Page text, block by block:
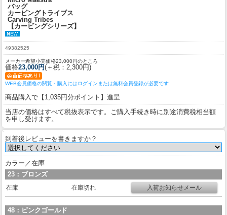
バッグ
カービングトライブス
Carving Tribes
【カービングシリーズ】
49382525
メーカー希望小売価格23,000円のところ
価格23,000円(＋税：2,300円)
WEB会員価格の閲覧・購入にはログインまたは無料会員登録が必要です
商品購入で【1,035円分ポイント】進呈
当店の価格はすべて税抜表示です。ご購入手続き時に別途消費税相当額
を申し受けます。
到着後レビューを書きますか？
カラー／在庫
23：ブロンズ
在庫 在庫切れ
48：ピンクゴールド